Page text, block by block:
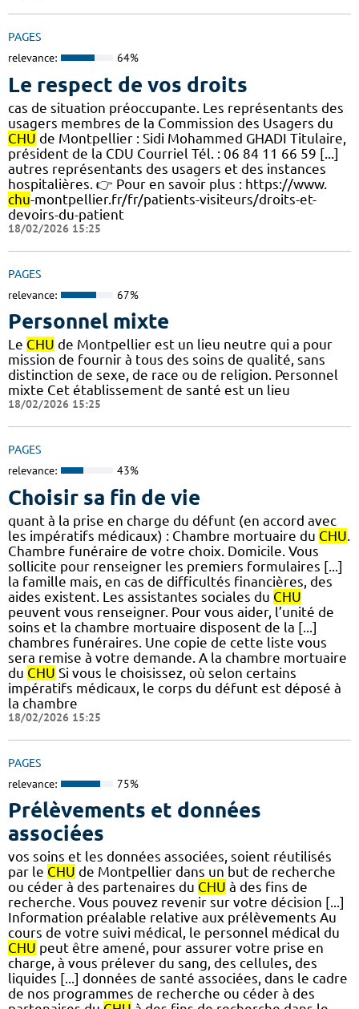
PAGES
relevance: 64%
Le respect de vos droits
cas de situation préoccupante. Les représentants des
usagers membres de la Commission des Usagers du
CHU de Montpellier : Sidi Mohammed GHADI Titulaire,
président de la CDU Courriel Tél. : 06 84 11 66 59 [...]
autres représentants des usagers et des instances
hospitalières. 👉 Pour en savoir plus : https://www.
chu-montpellier.fr/fr/patients-visiteurs/droits-et-
devoirs-du-patient
18/02/2026 15:25
PAGES
relevance: 67%
Personnel mixte
Le CHU de Montpellier est un lieu neutre qui a pour
mission de fournir à tous des soins de qualité, sans
distinction de sexe, de race ou de religion. Personnel
mixte Cet établissement de santé est un lieu
18/02/2026 15:25
PAGES
relevance: 43%
Choisir sa fin de vie
quant à la prise en charge du défunt (en accord avec
les impératifs médicaux) : Chambre mortuaire du CHU.
Chambre funéraire de votre choix. Domicile. Vous
sollicite pour renseigner les premiers formulaires [...]
la famille mais, en cas de difficultés financières, des
aides existent. Les assistantes sociales du CHU
peuvent vous renseigner. Pour vous aider, l’unité de
soins et la chambre mortuaire disposent de la [...]
chambres funéraires. Une copie de cette liste vous
sera remise à votre demande. A la chambre mortuaire
du CHU Si vous le choisissez, où selon certains
impératifs médicaux, le corps du défunt est déposé à
la chambre
18/02/2026 15:25
PAGES
relevance: 75%
Prélèvements et données
associées
vos soins et les données associées, soient réutilisés
par le CHU de Montpellier dans un but de recherche
ou céder à des partenaires du CHU à des fins de
recherche. Vous pouvez revenir sur votre décision [...]
Information préalable relative aux prélèvements Au
cours de votre suivi médical, le personnel médical du
CHU peut être amené, pour assurer votre prise en
charge, à vous prélever du sang, des cellules, des
liquides [...] données de santé associées, dans le cadre
de nos programmes de recherche ou céder à des